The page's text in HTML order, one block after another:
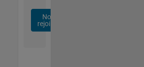
Nous
rejoindre